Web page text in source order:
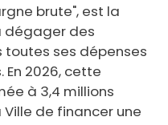
brute", est la
dégager des
toutes ses dépenses
2026, cette
à 3,4 millions
de financer une